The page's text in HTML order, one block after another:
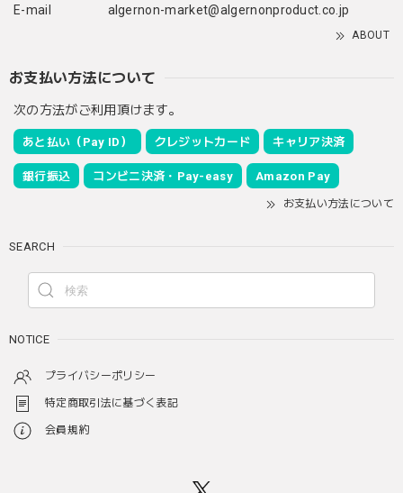
E-mail
algernon-market@algernonproduct.co.jp
ABOUT
お支払い方法について
次の方法がご利用頂けます。
あと払い（Pay ID） クレジットカード キャリア決済
銀行振込 コンビニ決済・Pay-easy Amazon Pay
お支払い方法について
SEARCH
NOTICE
プライバシーポリシー
特定商取引法に基づく表記
会員規約